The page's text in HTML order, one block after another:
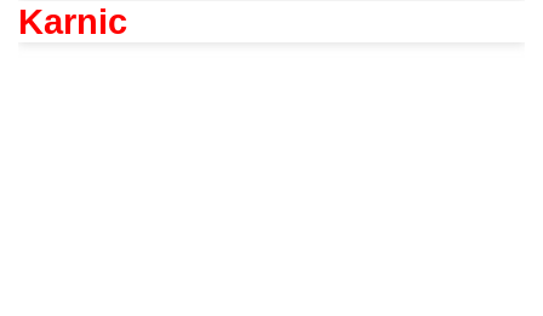
Karnic